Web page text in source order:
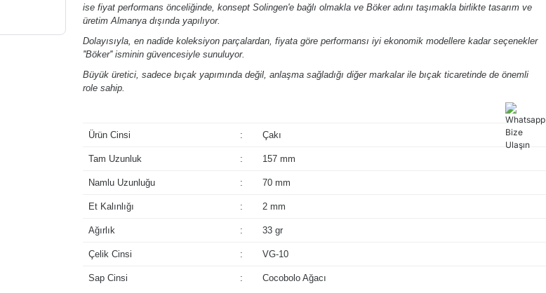
ise fiyat performans önceliğinde, konsept Solingen'e bağlı olmakla ve Böker adını taşımakla birlikte tasarım ve
üretim Almanya dışında yapılıyor.
Dolayısıyla, en nadide koleksiyon parçalardan, fiyata göre performansı iyi ekonomik modellere kadar seçenekler
''Böker'' isminin güvencesiyle sunuluyor.
Büyük üretici, sadece bıçak yapımında değil, anlaşma sağladığı diğer markalar ile bıçak ticaretinde de önemli
role sahip.
Ürün Cinsi : Çakı
Tam Uzunluk : 157 mm
Namlu Uzunluğu : 70 mm
Et Kalınlığı : 2 mm
Ağırlık : 33 gr
Çelik Cinsi : VG-10
Sap Cinsi : Cocobolo Ağacı